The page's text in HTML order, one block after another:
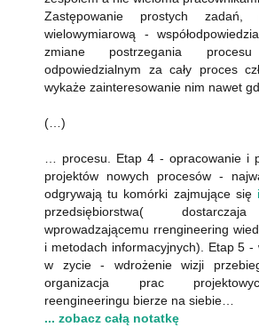
Zastępowanie prostych zadań,
wielowymiarową -
zmiane postrzegania
odpowiedzialnym za cały proces
wykaże zainteresowanie nim nawet
(…)
… procesu. Etap 4 - opracowanie i
projektów nowych procesów -
odgrywają tu komórki zajmujące się
przedsiębiorstwa(
wprowadzającemu rrengineering
i metodach informacyjnych). Etap 5 -
w zycie - wdrożenie wizji
organizacja prac
reengineeringu bierze na siebie…
... zobacz całą notatkę